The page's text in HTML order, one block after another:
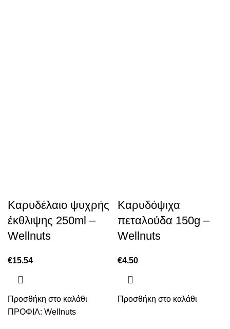
Καρυδέλαιο ψυχρής
έκθλιψης 250ml –
Wellnuts
€15.54
Προσθήκη στο καλάθι
Καρυδόψιχα
πεταλούδα 150g –
Wellnuts
€4.50
Προσθήκη στο καλάθι
ΠΡΟΦΙΛ: Wellnuts